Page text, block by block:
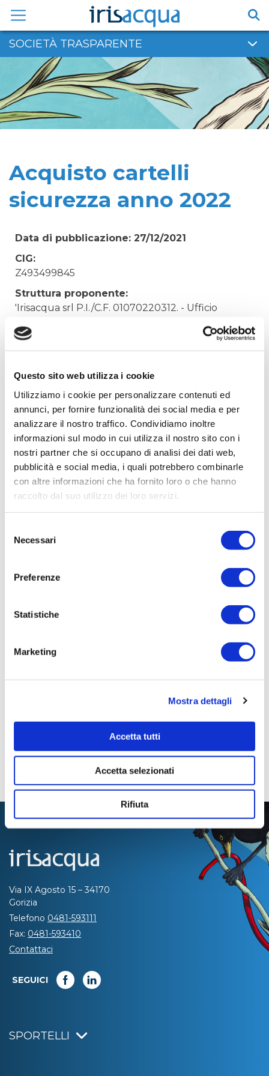
Questo sito web utilizza i cookie
Utilizziamo i cookie per personalizzare contenuti ed
annunci, per fornire funzionalità dei social media e per
analizzare il nostro traffico. Condividiamo inoltre
informazioni sul modo in cui utilizza il nostro sito con i
nostri partner che si occupano di analisi dei dati web,
pubblicità e social media, i quali potrebbero combinarle
con altre informazioni che ha fornito loro o che hanno
raccolto dal suo utilizzo dei loro servizi.
delNecessari
Preferenze
Statistiche
Marketing
Mostra dettagli
Accetta tutti
Accetta selezionati
Rifiuta
contenuto
SOCIETÀ TRASPARENTE
Acquisto cartelli
sicurezza anno 2022
Data di pubblicazione: 27/12/2021
CIG:
Z493499845
Struttura proponente:
'Irisacqua srl P.I./C.F. 01070220312. - Ufficio
Oggetto:
Elenco operatori invitati:
Codice Fiscale:
Procedura di scelta:
Affidamento ai sensi del Regolamento Generale
Aziendale per Lavori Servizi e Forniture
Aggiudicatario Nome:
SEIDUESEI SRL - cod. fisc. 02048810309
Importo Aggiudicazione:
500,00
Tempi di completamento:
Importo Liquidato:
Pagina aggiornata il 27/12/2021
Via IX Agosto 15 – 34170
Gorizia
Telefono 0481-593111
Fax: 0481-593410
Contattaci
SEGUICI
SPORTELLI